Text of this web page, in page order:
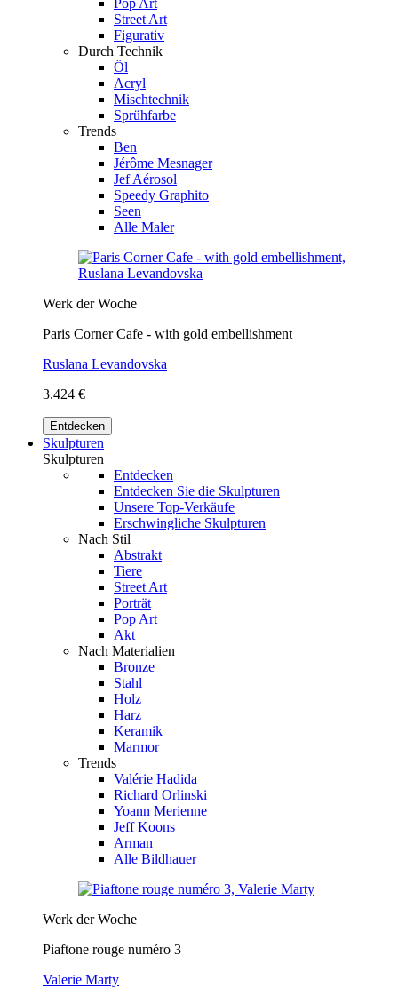
Street Art
Figurativ
Durch Technik
Öl
Acryl
Mischtechnik
Sprühfarbe
Trends
Ben
Jérôme Mesnager
Jef Aérosol
Speedy Graphito
Seen
Alle Maler
Werk der Woche
Paris Corner Cafe - with gold embellishment
Ruslana Levandovska
3.424 €
Entdecken
Skulpturen
Skulpturen
Entdecken
Entdecken Sie die Skulpturen
Unsere Top-Verkäufe
Erschwingliche Skulpturen
Nach Stil
Abstrakt
Tiere
Street Art
Porträt
Pop Art
Akt
Nach Materialien
Bronze
Stahl
Holz
Harz
Keramik
Marmor
Trends
Valérie Hadida
Richard Orlinski
Yoann Merienne
Jeff Koons
Arman
Alle Bildhauer
Werk der Woche
Piaftone rouge numéro 3
Valerie Marty